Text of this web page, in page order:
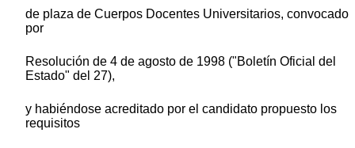
de plaza de Cuerpos Docentes Universitarios, convocado
por
Resolución de 4 de agosto de 1998 ("Boletín Oficial del
Estado" del 27),
y habiéndose acreditado por el candidato propuesto los
requisitos